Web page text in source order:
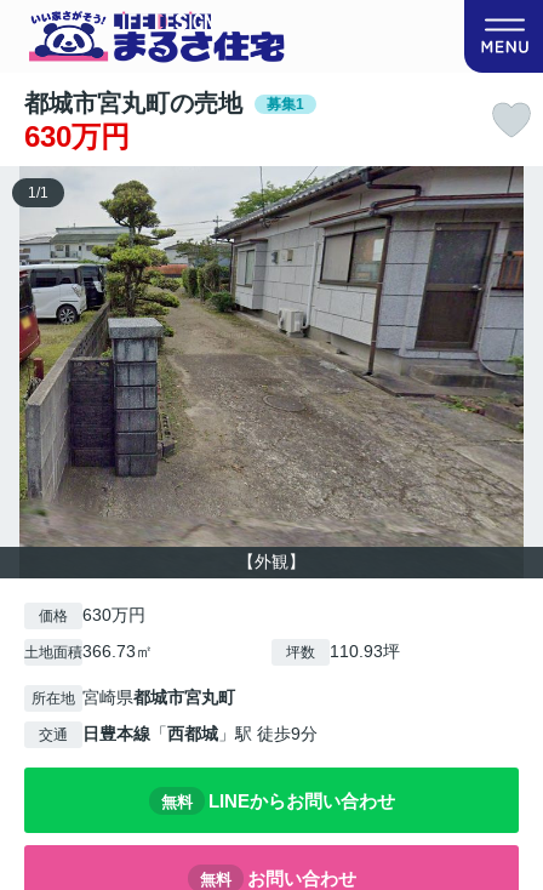
都城市宮丸町の売地 募集1
630万円
【外観】
1/1
価格 630万円
土地面積366.73㎡ 坪数 110.93坪
所在地 宮崎県都城市宮丸町
交通 日豊本線 「西都城 」駅 徒歩9分
無料 LINEからお問い合わせ
無料 お問い合わせ